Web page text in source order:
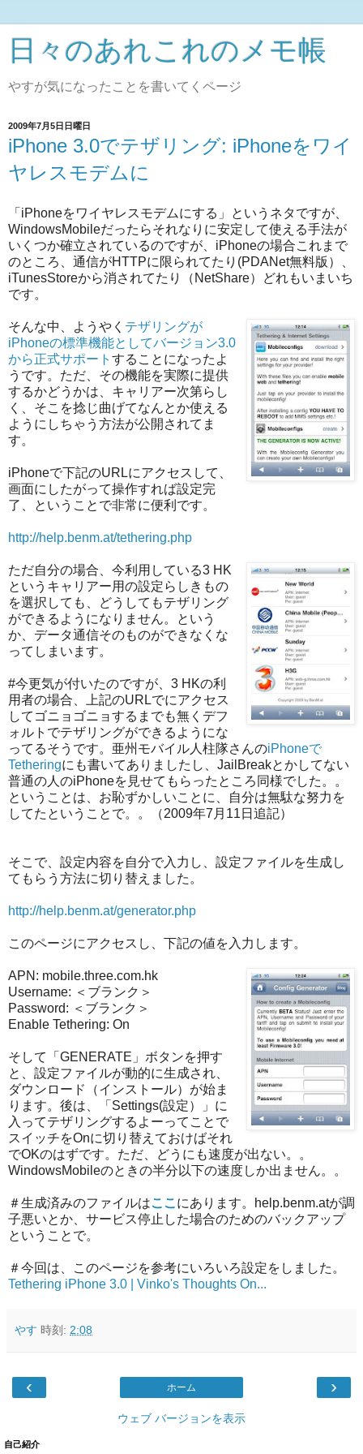
日々のあれこれのメモ帳
やすが気になったことを書いてくページ
2009年7月5日日曜日
iPhone 3.0でテザリング: iPhoneをワイ
ヤレスモデムに
「iPhoneをワイヤレスモデムにする」というネタですが、
WindowsMobileだったらそれなりに安定して使える手法が
いくつか確立されているのですが、iPhoneの場合これまで
のところ、通信がHTTPに限られてたり(PDANet無料版）、
iTunesStoreから消されてたり（NetShare）どれもいまいち
です。
そんな中、ようやく テザリングが
iPhoneの標準機能としてバージョン3.0
から正式サポート することになったよ
うです。ただ、その機能を実際に提供
するかどうかは、キャリアー次第らし
く、そこを捻じ曲げてなんとか使える
ようにしちゃう方法が公開されてま
す。
iPhoneで下記のURLにアクセスして、
画面にしたがって操作すれば設定完
了、ということで非常に便利です。
http://help.benm.at/tethering.php
ただ自分の場合、今利用している3 HK
というキャリアー用の設定らしきもの
を選択しても、どうしてもテザリング
ができるようになりません。という
か、データ通信そのものができなくな
ってしまいます。
#今更気が付いたのですが、3 HKの利
用者の場合、上記のURLでにアクセス
してゴニョゴニョするまでも無くデフ
ォルトでテザリングができるようにな
ってるそうです。亜州モバイル人柱隊さんのiPhoneで
Tetheringにも書いてありましたし、JailBreakとかしてない
普通の人のiPhoneを見せてもらったところ同様でした。。
ということは、お恥ずかしいことに、自分は無駄な努力を
してたということで。。（2009年7月11日追記）
そこで、設定内容を自分で入力し、設定ファイルを生成し
てもらう方法に切り替えました。
http://help.benm.at/generator.php
このページにアクセスし、下記の値を入力します。
APN: mobile.three.com.hk
Username: ＜ブランク＞
Password: ＜ブランク＞
Enable Tethering: On
そして「GENERATE」ボタンを押す
と、設定ファイルが動的に生成され、
ダウンロード（インスト ール）が始ま
ります。後は、「Settings(設定）」に
入ってテザリングするよーってことで
スイッチをOnに切り替えておけばそれ
でOKのはずです。ただ、どうにも速度が出ない。。
WindowsMobileのときの半分以下の速度しか出ません。。
＃生成済みのファイルはここ にあります。help.benm.atが調
子悪いとか、サービス停止した場合のためのバックアップ
ということで。
＃今回は、このページを参考にいろいろ設定をしました。
Tethering iPhone 3.0 | Vinko's Thoughts On...
やす 時刻: 2:08
‹ ›
ホーム
ウェブ バージョンを表示
自己紹介